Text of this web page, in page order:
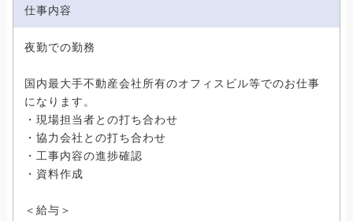
仕事内容
夜勤での勤務
国内最大手不動産会社所有のオフィスビル等でのお仕事
になります。
・現場担当者との打ち合わせ
・協力会社との打ち合わせ
・工事内容の進捗確認
・資料作成
＜給与＞